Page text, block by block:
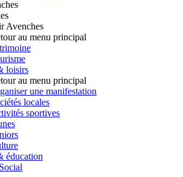
Avenches
au menu principal
loisirs
au menu principal
une manifestation
locales
sportives
éducation